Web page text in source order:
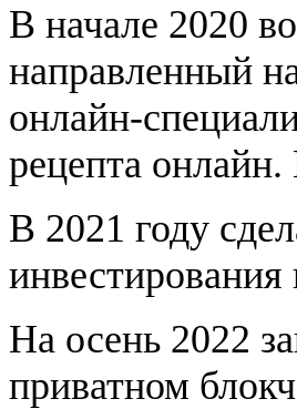
В начале 2020
направленный
онлайн-
рецепта
В 2021 году
На осень 2022
приватном